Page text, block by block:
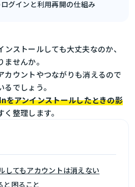
グインと利用再開の仕組み
ストールしても大丈夫なのか、
せんか。
カウントやつながりも消えるので
でしょう。
をアンインストールしたときの影
整理します。
してもアカウントは消えない
と困ること